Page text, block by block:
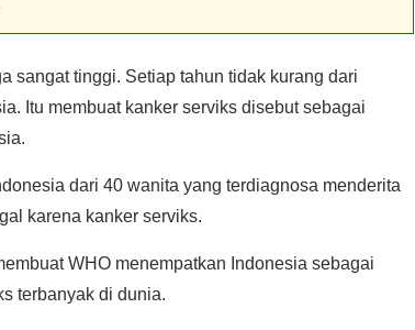
sangat tinggi. Setiap tahun tidak kurang dari
Itu membuat kanker serviks disebut sebagai
dari 40 wanita yang terdiagnosa menderita
karena kanker serviks.
WHO menempatkan Indonesia sebagai
terbanyak di dunia.